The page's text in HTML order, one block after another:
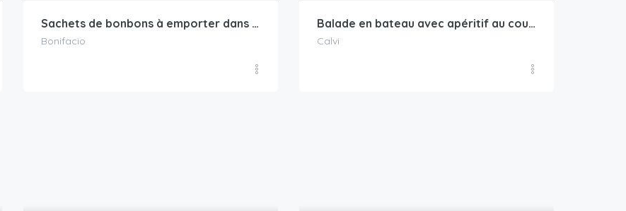
Sachets de bonbons à emporter dans une confiserie aux murs de calcaire
Bonifacio
Balade en bateau avec apéritif au coucher du soleil
Calvi